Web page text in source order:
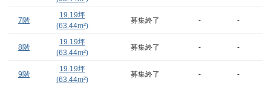
7階
19.19坪
(63.44m²)
募集終了 - -
8階
19.19坪
(63.44m²)
募集終了 - -
9階
19.19坪
(63.44m²)
募集終了 - -